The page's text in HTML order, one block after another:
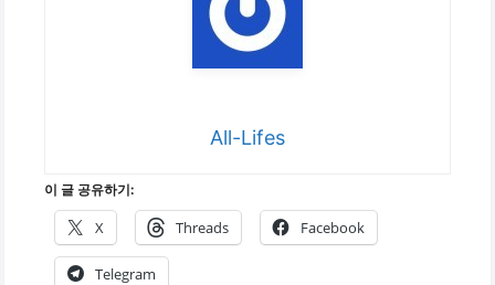
All-Lifes
이 글 공유하기:
X Threads Facebook
Telegram